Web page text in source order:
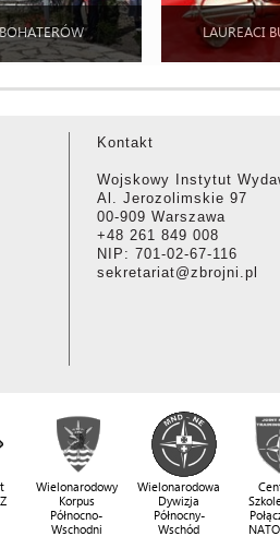
LAUREACI
Kontakt
Wojskowy Instytut
Al. Jerozolimskie 97
00-909 Warszawa
+48 261 849 008
NIP: 701-02-67-116
sekretariat@zbrojni.pl
Wielonarodowy
Korpus
Północno-
Wschodni
Wielonarodowa
Dywizja
Północny-
Wschód